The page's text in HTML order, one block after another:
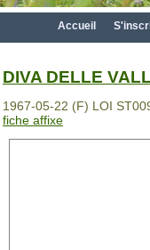
Accueil
DIVA DELLE
1967-05-22 (F) LOI
fiche affixe